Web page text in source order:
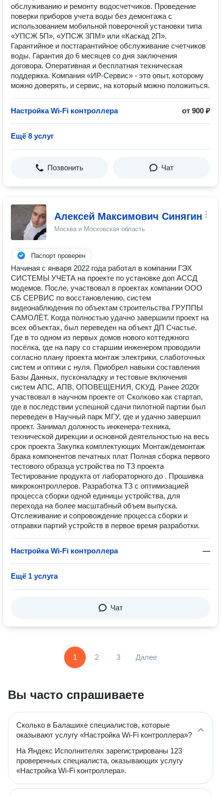
обслуживанию и ремонту водосчетчиков. Проведение
поверки приборов учета воды без демонтажа с
использованием мобильной поверочной установки типа
«УПСЖ 5П», «УПСЖ 3ПМ» или «Каскад 2П».
Гарантийное и постгарантийное обслуживание счетчиков
воды. Гарантия до 6 месяцев со дня заключения
договора. Оперативная и бесплатная техническая
поддержка. Компания «ИР-Сервис» - это опыт, которому
можно доверять, и сервис, на который можно положиться.
Настройка Wi-Fi контроллера от 900 ₽
Ещё 8 услуг
Позвонить Чат
Алексей Максимович Синягин
Москва и Московская область
Паспорт проверен
Начиная с января 2022 года работал в компании ГЭХ
СИСТЕМЫ УЧЕТА на проекте по установке доп АССД
модемов. После, участвовал в проектах компании ООО
СБ СЕРВИС по восстановлению, систем
видеонаблюдения по объектам строительства ГРУППЫ
САМОЛЁТ. Когда полностью удачно завершили проект на
всех объектах, был переведен на объект ДП Счастье.
Где в то одном из первых домов нового коттеджного
посёлка, где на пару со старшим инженером проводили
согласно плану проекта монтаж электрики, слаботочных
систем и оптики с нуля. Приобрел навыки составления
Базы Данных, пусконаладку и тестовые включения
систем АПС, АПВ, ОПОВЕЩЕНИЯ, СКУД. Ранее 2020г
участвовал в научном проекте от Сколково как стартап,
где в последствии успешной сдачи пилотной партии был
переведен в Научный парк МГУ, где и удачно завершил
проект. Занимал должность инженера-техника,
технической дирекции и основной деятельностью на весь
срок проекта Закупка комплектующих Монтаж/демонтаж
брака компонентов печатных плат Полная сборка первого
тестового образца устройства по ТЗ проекта
Тестирование продукта от лабораторного до . Прошивка
микроконтроллеров. Разработка ТЗ с оптимизацией
процесса сборки одной единицы устройства, для
перехода на более масштабный объем выпуска.
Отслеживание и сопровождение процесса сборки и
отправки партий устройств в первое время разработки.
Настройка Wi-Fi контроллера —
Ещё 1 услуга
Чат
1 2 3 Далее
Вы часто спрашиваете
Сколько в Балашихе специалистов, которые
оказывают услугу «Настройка Wi-Fi контроллера»?
На Яндекс Исполнителях зарегистрированы 123
проверенных специалиста, оказывающих услугу
«Настройка Wi-Fi контроллера».